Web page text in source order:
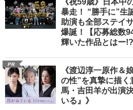
《祝59歳》日本中
暴走！ “勝手に”生
助演も全部ステイ
爆誕！【応募総数
輝いた作品とはー!?
PR
《渡辺淳一原作＆
の性”を真摯に描
馬・吉田羊が出演
いる』》